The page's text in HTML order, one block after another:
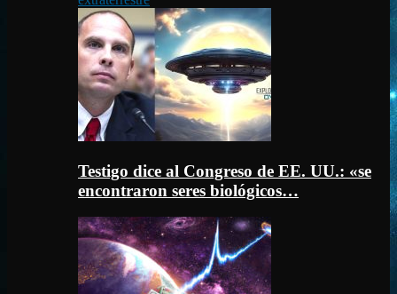
Testigo dice al Congreso de EE. UU.: «se
encontraron seres biológicos…